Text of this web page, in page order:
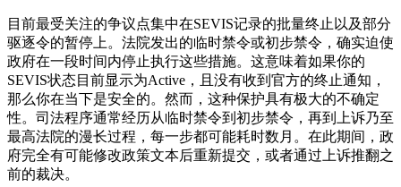
目前最受关注的争议点集中在SEVIS记录的批量终止以及部分
驱逐令的暂停上。法院发出的临时禁令或初步禁令，确实迫使
政府在一段时间内停止执行这些措施。这意味着如果你的
SEVIS状态目前显示为Active，且没有收到官方的终止通知，
那么你在当下是安全的。然而，这种保护具有极大的不确定
性。司法程序通常经历从临时禁令到初步禁令，再到上诉乃至
最高法院的漫长过程，每一步都可能耗时数月。在此期间，政
府完全有可能修改政策文本后重新提交，或者通过上诉推翻之
前的裁决。